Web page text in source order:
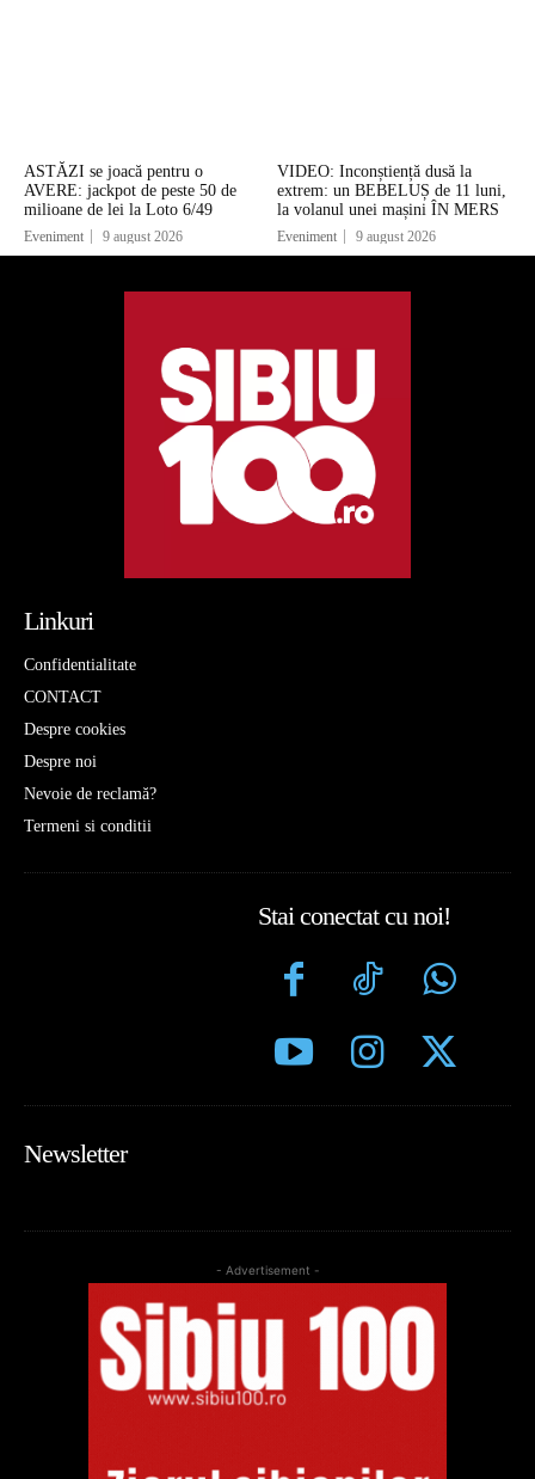
ASTĂZI se joacă pentru o
AVERE: jackpot de peste 50 de
milioane de lei la Loto 6/49
Eveniment 9 august 2026
VIDEO: Inconștiență dusă la
extrem: un BEBELUȘ de 11 luni,
la volanul unei mașini ÎN MERS
Eveniment 9 august 2026
Linkuri
Confidentialitate
CONTACT
Despre cookies
Despre noi
Nevoie de reclamă?
Termeni si conditii
Stai conectat cu noi!
Newsletter
- Advertisement -